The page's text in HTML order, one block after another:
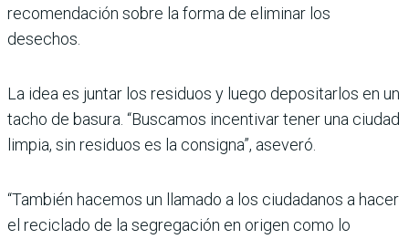
reco­mendación sobre la forma de eliminar los
desechos.
La idea es juntar los residuos y luego depositarlos en un
tacho de basura. “Buscamos incentivar tener una ciudad
limpia, sin residuos es la con­signa”, aseveró.
“También hacemos un lla­mado a los ciudadanos a hacer
el reciclado de la segregación en origen como lo